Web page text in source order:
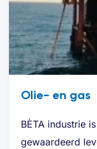
Olie- en gas
BÈTA industrie
gewaardeerd